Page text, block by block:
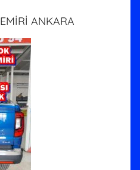
ANKARA